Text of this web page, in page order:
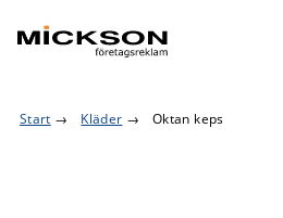
Start → Kläder → Oktan keps